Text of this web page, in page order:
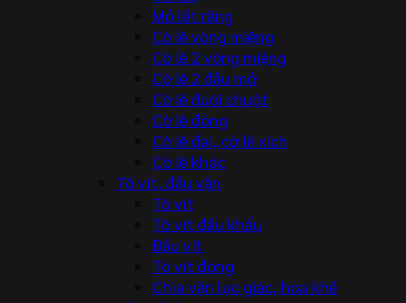
Mỏ lết răng
Cờ lê vòng miệng
Cờ lê 2 vòng miệng
Cờ lê 2 đầu mở
Cờ lê đuôi chuột
Cờ lê đóng
Cờ lê đai, cờ lê xích
Cờ lê khác
Tô vít, đầu vặn
Tô vít
Tô vít đầu khẩu
Đầu vít
Tô vít đóng
Chìa vặn lục giác, hoa khế